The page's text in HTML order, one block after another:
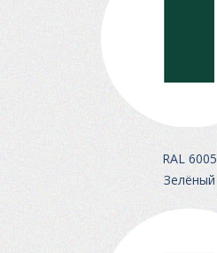
RAL 6005
Зелёный